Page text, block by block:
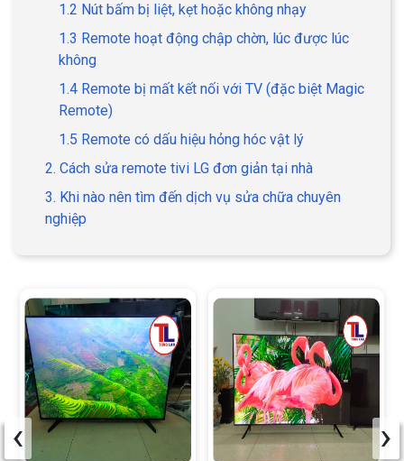
1.2 Nút bấm bị liệt, kẹt hoặc không nhạy
1.3 Remote hoạt động chập chờn, lúc được lúc
không
1.4 Remote bị mất kết nối với TV (đặc biệt Magic
Remote)
1.5 Remote có dấu hiệu hỏng hóc vật lý
2. Cách sửa remote tivi LG đơn giản tại nhà
3. Khi nào nên tìm đến dịch vụ sửa chữa chuyên
nghiệp
‹ ›